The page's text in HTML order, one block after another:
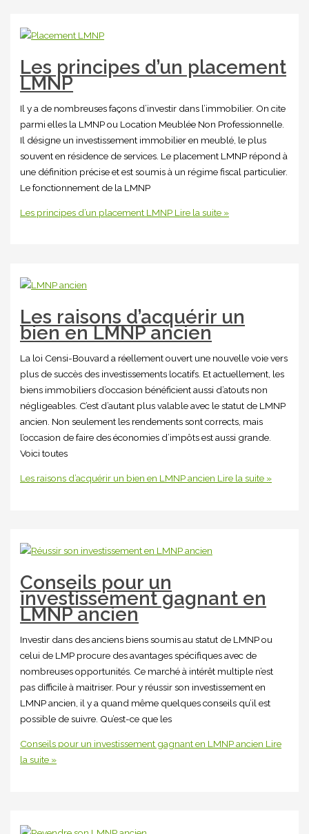
Les principes d’un placement
LMNP
Il y a de nombreuses façons d’investir dans l’immobilier. On cite
parmi elles la LMNP ou Location Meublée Non Professionnelle.
Il désigne un investissement immobilier en meublé, le plus
souvent en résidence de services. Le placement LMNP répond à
une définition précise et est soumis à un régime fiscal particulier.
Le fonctionnement de la LMNP
Les principes d’un placement LMNP Lire la suite »
Les raisons d’acquérir un
bien en LMNP ancien
La loi Censi-Bouvard a réellement ouvert une nouvelle voie vers
plus de succès des investissements locatifs. Et actuellement, les
biens immobiliers d’occasion bénéficient aussi d’atouts non
négligeables. C’est d’autant plus valable avec le statut de LMNP
ancien. Non seulement les rendements sont corrects, mais
l’occasion de faire des économies d’impôts est aussi grande.
Voici toutes
Les raisons d’acquérir un bien en LMNP ancien Lire la suite »
Conseils pour un
investissement gagnant en
LMNP ancien
Investir dans des anciens biens soumis au statut de LMNP ou
celui de LMP procure des avantages spécifiques avec de
nombreuses opportunités. Ce marché à intérêt multiple n’est
pas difficile à maitriser. Pour y réussir son investissement en
LMNP ancien, il y a quand même quelques conseils qu’il est
possible de suivre. Qu’est-ce que les
Conseils pour un investissement gagnant en LMNP ancien Lire
la suite »